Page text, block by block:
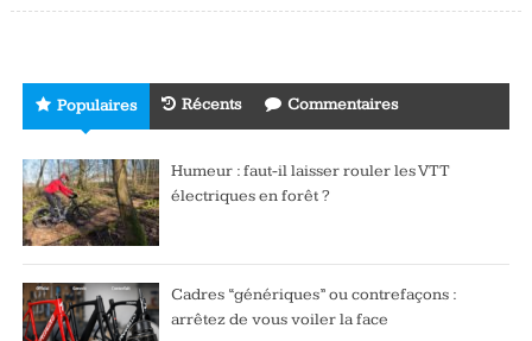
Populaires Récents Commentaires
Humeur : faut-il laisser rouler les VTT
électriques en forêt ?
Cadres “génériques” ou contrefaçons :
arrêtez de vous voiler la face